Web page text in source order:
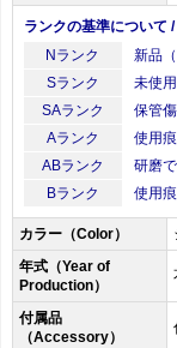
ランクの基準について
Nランク
新品（
Sランク
未使
SAランク
保管
Aランク
使用
ABランク
研磨
Bランク
使用
カラー（Color）
年式（Year of
Production）
付属品
（Accessory）